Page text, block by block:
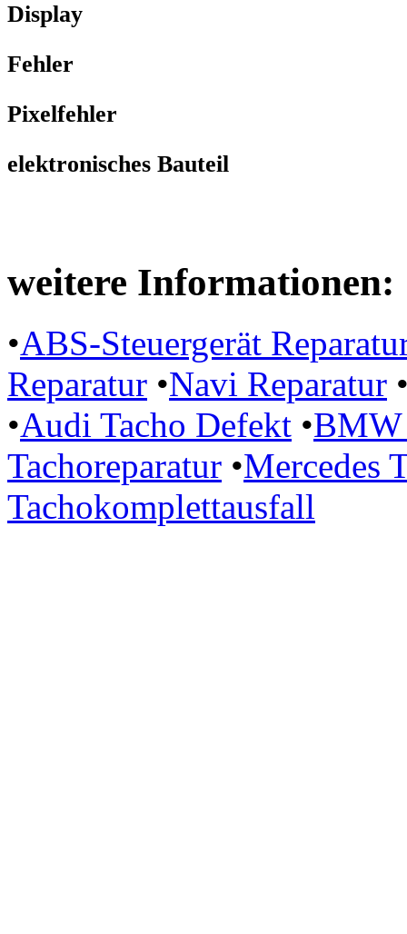
Display
Fehler
Pixelfehler
elektronisches Bauteil
weitere Informationen:
•ABS-Steuergerät
Reparatur •Navi Reparatur
•Audi Tacho Defekt •BMW
Tachoreparatur •Mercedes
Tachokomplettausfall